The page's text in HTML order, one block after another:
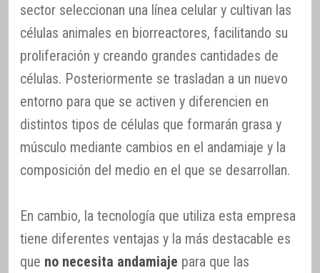
sector seleccionan una línea celular y cultivan las
células animales en biorreactores, facilitando su
proliferación y creando grandes cantidades de
células. Posteriormente se trasladan a un nuevo
entorno para que se activen y diferencien en
distintos tipos de células que formarán grasa y
músculo mediante cambios en el andamiaje y la
composición del medio en el que se desarrollan.
En cambio, la tecnología que utiliza esta empresa
tiene diferentes ventajas y la más destacable es
que no necesita andamiaje para que las